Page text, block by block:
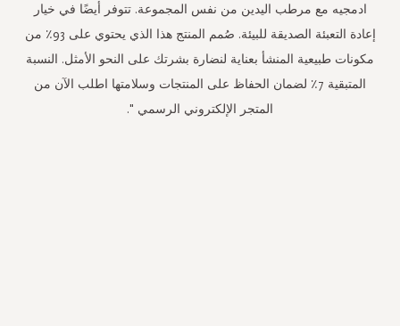
ادمجيه مع مرطب اليدين من نفس المجموعة. تتوفر أيضًا في خيار
إعادة التعبئة الصديقة للبيئة. صُمم المنتج هذا الذي يحتوي على 93٪ من
مكونات طبيعية المنشأ بعناية لنضارة بشرتك على النحو الأمثل. النسبة
المتبقية 7٪ لضمان الحفاظ على المنتجات وسلامتها اطلب الآن من
المتجر الإلكتروني الرسمي ".